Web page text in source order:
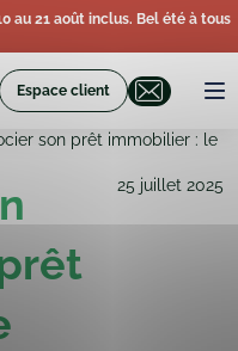
au 21 août inclus. Bel été à tous
Espace client
son prêt immobilier : le
25 juillet 2025